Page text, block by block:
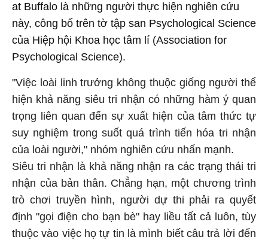
at Buffalo là những người thực hiện nghiên cứu
này, công bố trên tờ tập san Psychological Science
của Hiệp hội Khoa học tâm lí (Association for
Psychological Science).
"Việc loài linh trưởng không thuộc giống người thể
hiện khả năng siêu tri nhận có những hàm ý quan
trọng liên quan đến sự xuất hiện của tâm thức tự
suy nghiệm trong suốt quá trình tiến hóa tri nhận
của loài người," nhóm nghiên cứu nhấn mạnh.
Siêu tri nhận là khả năng nhận ra các trạng thái tri
nhận của bản thân. Chẳng hạn, một chương trình
trò chơi truyền hình, người dự thi phải ra quyết
định "gọi điện cho bạn bè" hay liều tất cả luôn, tùy
thuộc vào việc họ tự tin là mình biết câu trả lời đến